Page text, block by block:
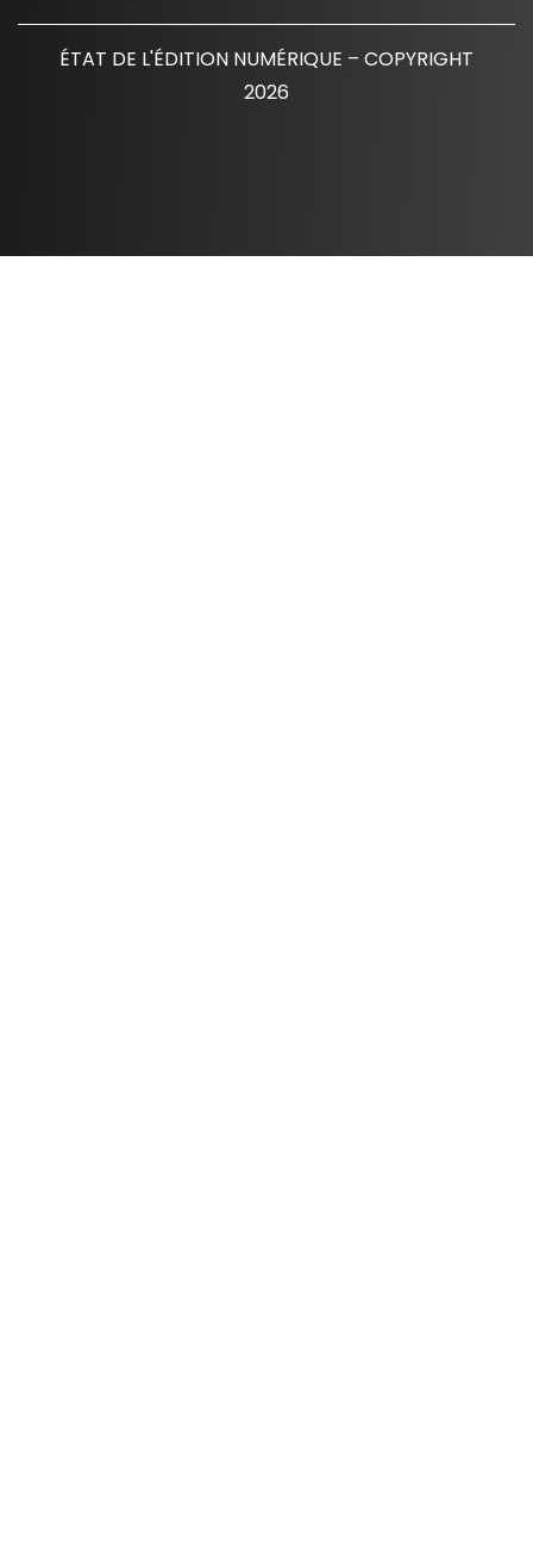
ÉTAT DE L'ÉDITION NUMÉRIQUE – COPYRIGHT
2026